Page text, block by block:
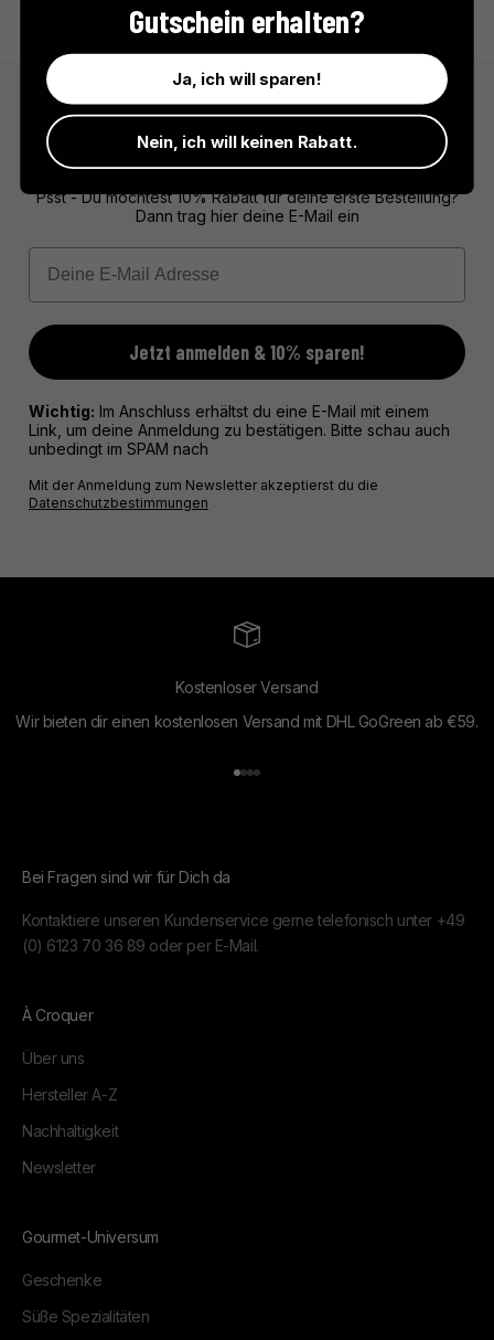
10% RABATT FÜR DICH!
Psst - Du möchtest 10% Rabatt für deine erste Bestellung?
Dann trag hier deine E-Mail ein
Email
Jetzt anmelden & 10% sparen!
Wichtig: Im Anschluss erhältst du eine E-Mail mit einem
Link, um deine Anmeldung zu bestätigen. Bitte schau auch
unbedingt im SPAM nach
Mit der Anmeldung zum Newsletter akzeptierst du die
Datenschutzbestimmungen
Kostenloser Versand
Wir bieten dir einen kostenlosen Versand mit DHL GoGreen ab €59.
Gehe zu Element 1
Gehe zu Element 2
Gehe zu Element 3
Gehe zu Element 4
Bei Fragen sind wir für Dich da
Kontaktiere unseren Kundenservice gerne telefonisch unter +49
(0) 6123 70 36 89 oder per E-Mail.
À Croquer
Über uns
Hersteller A-Z
Nachhaltigkeit
Newsletter
Gourmet-Universum
Geschenke
Süße Spezialitäten
Gutschein erhalten?
Ja, ich will sparen!
Nein, ich will keinen Rabatt.